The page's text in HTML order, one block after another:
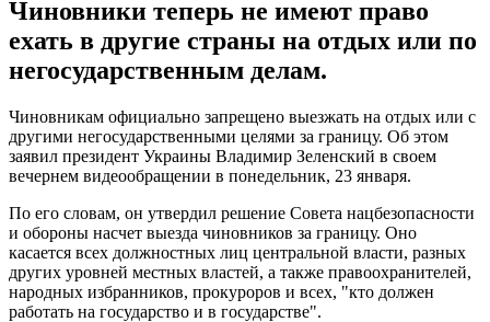
Чиновники теперь не имеют право
ехать в другие страны на отдых или по
негосударственным делам.
Чиновникам официально запрещено выезжать на отдых или с
другими негосударственными целями за границу. Об этом
заявил президент Украины Владимир Зеленский в своем
вечернем видеообращении в понедельник, 23 января.
По его словам, он утвердил решение Совета нацбезопасности
и обороны насчет выезда чиновников за границу. Оно
касается всех должностных лиц центральной власти, разных
других уровней местных властей, а также правоохранителей,
народных избранников, прокуроров и всех, "кто должен
работать на государство и в государстве".